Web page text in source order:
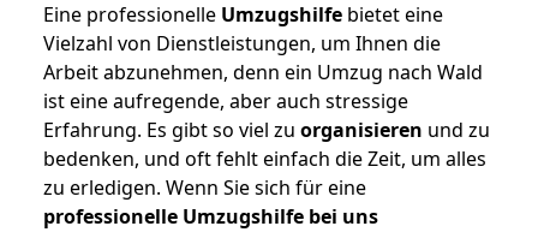
Eine professionelle Umzugshilfe bietet eine
Vielzahl von Dienstleistungen, um Ihnen die
Arbeit abzunehmen, denn ein Umzug nach Wald
ist eine aufregende, aber auch stressige
Erfahrung. Es gibt so viel zu organisieren und zu
bedenken, und oft fehlt einfach die Zeit, um alles
zu erledigen. Wenn Sie sich für eine
professionelle Umzugshilfe bei uns